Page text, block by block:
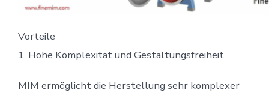
Vorteile
1. Hohe Komplexität und Gestaltungsfreiheit
MIM ermöglicht die Herstellung sehr komplexer